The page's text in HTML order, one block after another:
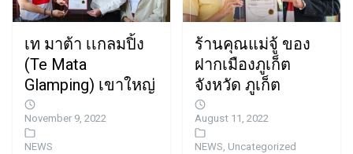
เท มาต้า เเกลมปิ้ง
(Te Mata
Glamping) เขาใหญ่
November 9, 2022
NEWS
ร้านคุณแม่จู้ ของ
ฝากเมืองภูเก็ต
จังหวัด ภูเก็ต
August 11, 2022
NEWS, Uncategorized